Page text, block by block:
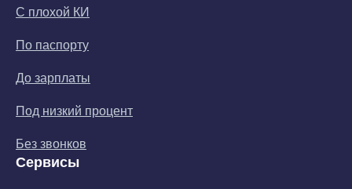
С плохой КИ
По паспорту
До зарплаты
Под низкий процент
Без звонков
Сервисы